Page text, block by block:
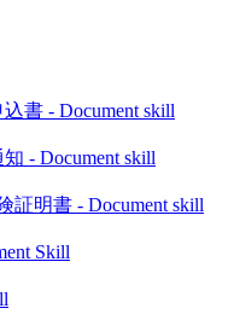
書 - Document skill
- Document skill
証明書 - Document skill
Skill